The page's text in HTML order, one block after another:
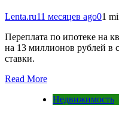
Lenta.ru11 месяцев ago01
Переплата по ипотеке на
на 13 миллионов рублей в
ставки.
Read More
Недвижимость